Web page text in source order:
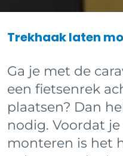
Trekhaak laten
Ga je met de
een fietsenrek
plaatsen? Dan
nodig. Voordat
monteren is het